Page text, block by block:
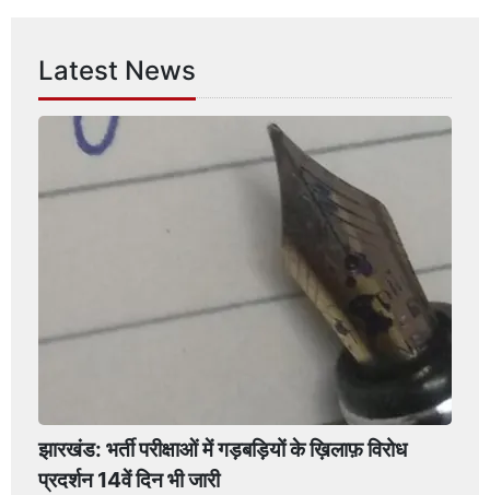
Latest News
झारखंड: भर्ती परीक्षाओं में गड़बड़ियों के ख़िलाफ़ विरोध
प्रदर्शन 14वें दिन भी जारी